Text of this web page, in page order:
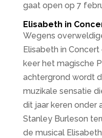
gaat open op 7
Elisabeth in
Wegens
Elisabeth in
keer het magische
achtergrond wordt
muzikale sensatie
dit jaar keren onder
Stanley Burleson
de musical